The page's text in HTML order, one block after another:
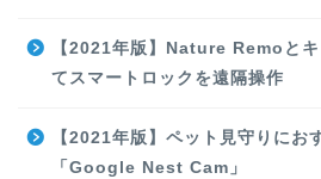
【2021年版】Nature Remoと
てスマートロックを遠隔操作
【2021年版】ペット見守りにお
「Google Nest Cam」